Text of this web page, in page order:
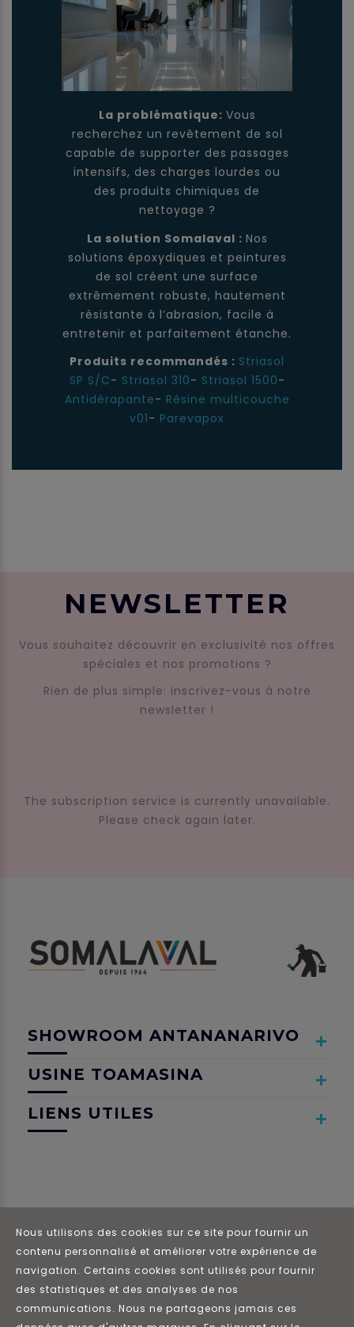
La problématique: Vous
recherchez un revêtement de sol
capable de supporter des passages
intensifs, des charges lourdes ou
des produits chimiques de
nettoyage ?
La solution Somalaval : Nos
solutions époxydiques et peintures
de sol créent une surface
extrêmement robuste, hautement
résistante à l’abrasion, facile à
entretenir et parfaitement étanche.
Produits recommandés : Striasol
SP S/C- Striasol 310- Striasol 1500-
Antidérapante- Résine multicouche
v01- Parevapox
NEWSLETTER
Vous souhaitez découvrir en exclusivité nos offres
spéciales et nos promotions ?
Rien de plus simple: inscrivez-vous à notre
newsletter !
The subscription service is currently unavailable.
Please check again later.
SHOWROOM ANTANANARIVO
USINE TOAMASINA
LIENS UTILES
© 2021 Tous droits réservés. SOMALAVAL.
Nous utilisons des cookies sur ce site pour fournir un
contenu personnalisé et améliorer votre expérience de
navigation. Certains cookies sont utilisés pour fournir
des statistiques et des analyses de nos
communications. Nous ne partageons jamais ces